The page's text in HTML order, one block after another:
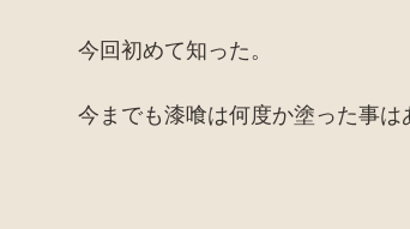
今回初めて知った。
今までも漆喰は何度か塗った事は